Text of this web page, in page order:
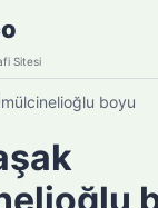
Sitesi
boyu